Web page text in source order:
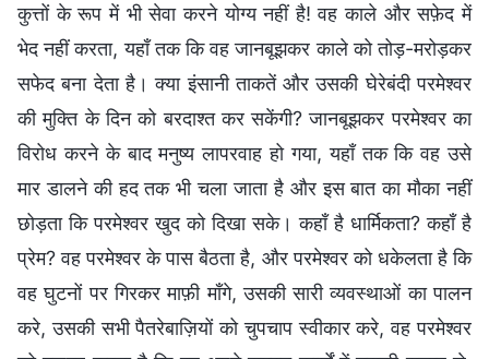
कुत्तों के रूप में भी सेवा करने योग्य नहीं है! वह काले और सफ़ेद में
भेद नहीं करता, यहाँ तक कि वह जानबूझकर काले को तोड़-मरोड़कर
सफेद बना देता है। क्या इंसानी ताकतें और उसकी घेरेबंदी परमेश्वर
की मुक्ति के दिन को बरदाश्त कर सकेंगी? जानबूझकर परमेश्वर का
विरोध करने के बाद मनुष्य लापरवाह हो गया, यहाँ तक कि वह उसे
मार डालने की हद तक भी चला जाता है और इस बात का मौका नहीं
छोड़ता कि परमेश्वर खुद को दिखा सके। कहाँ है धार्मिकता? कहाँ है
प्रेम? वह परमेश्वर के पास बैठता है, और परमेश्वर को धकेलता है कि
वह घुटनों पर गिरकर माफ़ी माँगे, उसकी सारी व्यवस्थाओं का पालन
करे, उसकी सभी पैतरेबाज़ियों को चुपचाप स्वीकार करे, वह परमेश्वर